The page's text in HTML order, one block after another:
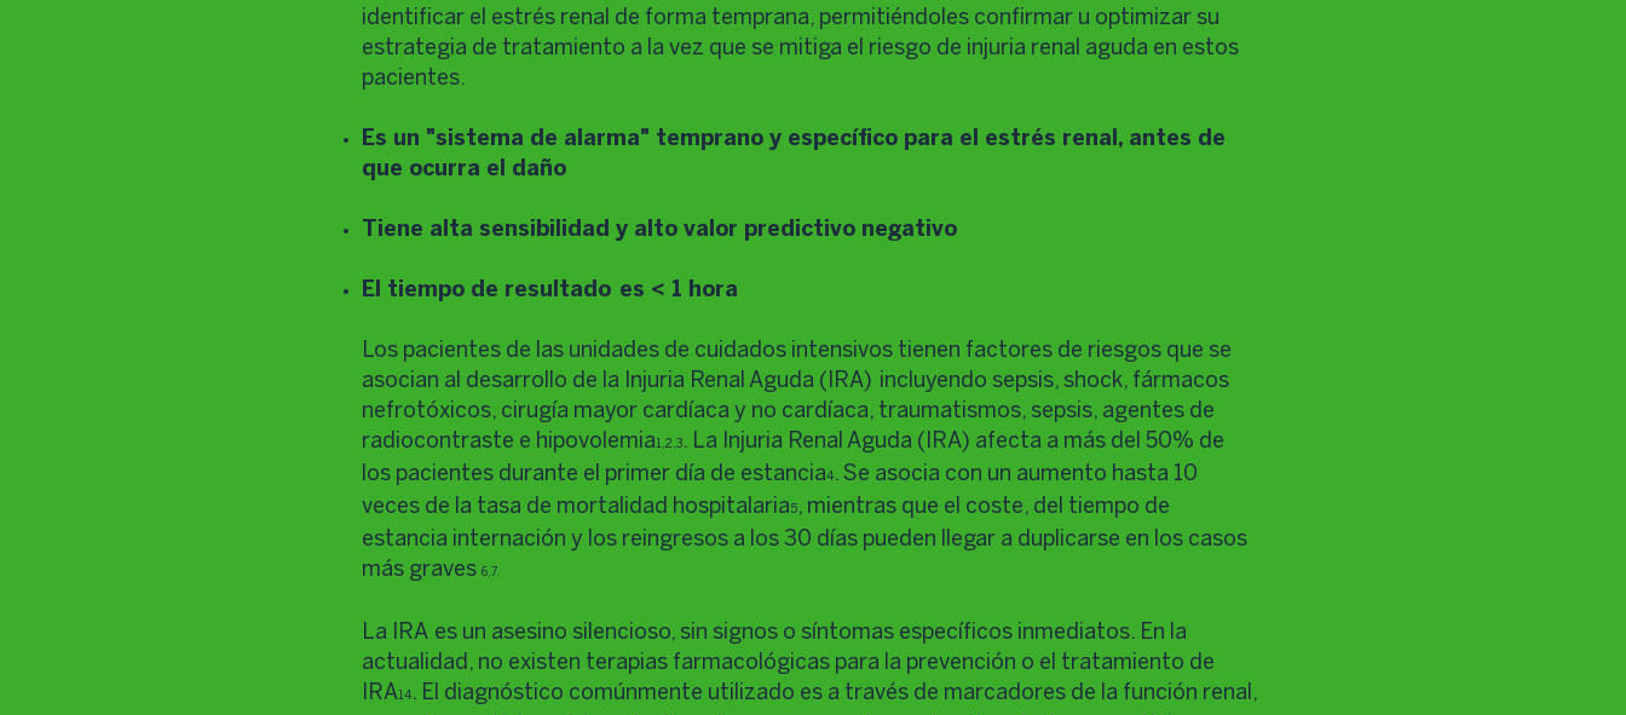
identificar el estrés renal de forma temprana, permitiéndoles confirmar u optimizar su
estrategia de tratamiento a la vez que se mitiga el riesgo de injuria renal aguda en estos
pacientes.
Es un "sistema de alarma" temprano y específico para el estrés renal, antes de
que ocurra el daño
Tiene alta sensibilidad y alto valor predictivo negativo
El tiempo de resultado es < 1 hora
Los pacientes de las unidades de cuidados intensivos tienen factores de riesgos que se
asocian al desarrollo de la Injuria Renal Aguda (IRA) incluyendo sepsis, shock, fármacos
nefrotóxicos, cirugía mayor cardíaca y no cardíaca, traumatismos, sepsis, agentes de
radiocontraste e hipovolemia1,2,3 . La Injuria Renal Aguda (IRA) afecta a más del 50% de
los pacientes durante el primer día de estancia4 . Se asocia con un aumento hasta 10
veces de la tasa de mortalidad hospitalaria 5 , mientras que el coste, del tiempo de
estancia internación y los reingresos a los 30 días pueden llegar a duplicarse en los casos
más graves 6,7.
La IRA es un asesino silencioso, sin signos o síntomas específicos inmediatos. En la
actualidad, no existen terapias farmacológicas para la prevención o el tratamiento de
IRA14 . El diagnóstico comúnmente utilizado es a través de marcadores de la función renal,